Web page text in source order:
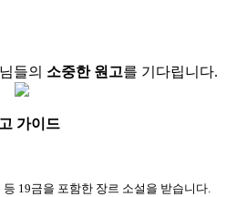
들의 소중한 원고를 기다립니다.
가이드
19금을 포함한 장르 소설을 받습니다.